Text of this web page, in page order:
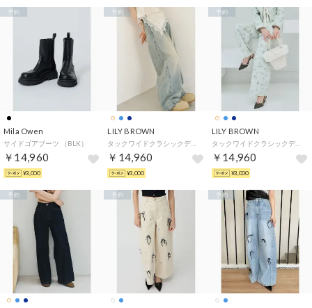
Mila Owen
サイドゴアブーツ （BLK）
￥14,960
予約
¥3,000
LILY BROWN
￥14,960
予約
¥3,000
LILY BROWN
タックワイドクラシックデニムパンツ （FLOWER）
￥14,960
予約
¥3,000
予約 予約 予約